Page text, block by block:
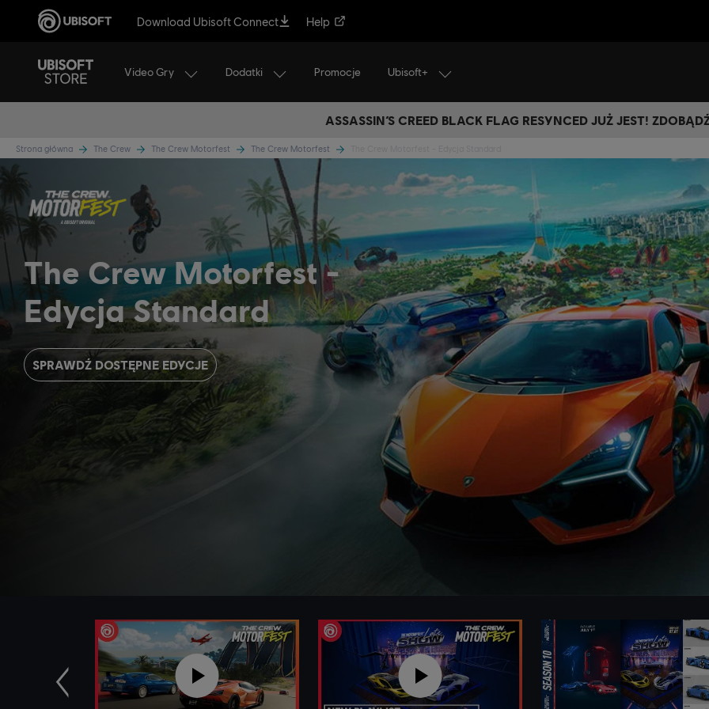
Download Ubisoft Connect Help
Video Gry Dodatki Promocje Ubisoft+
ASSASSIN’S CREED BLACK FLAG RESYNCED JUŻ JEST!
Strona główna The Crew The Crew Motorfest The Crew Motorfest
The Crew Motorfest
Edycja Standard
SPRAWDŹ DOSTĘPNE EDYCJE
Poprzednie